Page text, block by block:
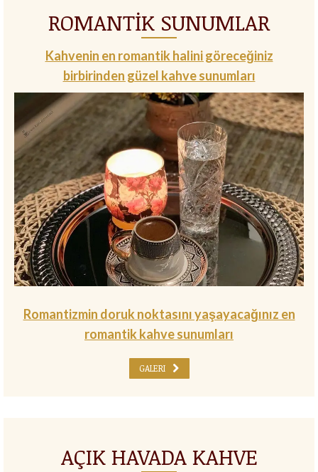
ROMANTİK SUNUMLAR
Kahvenin en romantik halini göreceğiniz
birbirinden güzel kahve sunumları
Romantizmin doruk noktasını yaşayacağınız en
romantik kahve sunumları
GALERI
AÇIK HAVADA KAHVE